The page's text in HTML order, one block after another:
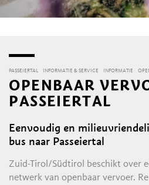
PASSEIERTAL INFORMATIE & SERVICE INFORMATIE
OPENBAAR
PASSEIERTAL
Eenvoudig en
bus naar Passeiertal
Zuid-Tirol/Südtirol beschikt over
netwerk van openbaar vervoer.